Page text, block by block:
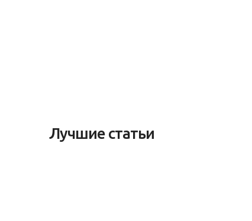
Лучшие статьи